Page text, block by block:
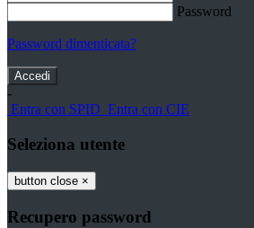
Password
Password dimenticata?
-
Entra con SPID Entra con CIE
Seleziona utente
button close ×
Recupero password